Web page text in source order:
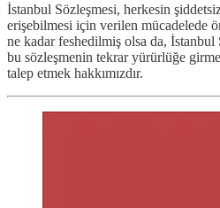
İstanbul Sözleşmesi, herkesin
erişebilmesi için verilen mücadelede
ne kadar feshedilmiş olsa da, İstanbul
bu sözleşmenin tekrar yürürlüğe
talep etmek hakkımızdır.